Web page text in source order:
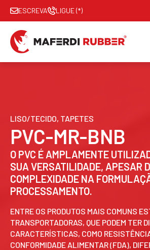
ESCREVA LIGUE (*)
LISO/TECIDO, TAPETES
PVC-MR-BNB
O PVC É AMPLAMENTE
SUA VERSATILIDADE, APESAR
COMPLEXIDADE NA
PROCESSAMENTO.
ENTRE OS PRODUTOS MAIS COMUNS
TRANSPORTADORAS, QUE PODEM TER
CARACTERÍSTICAS, COMO
CONFORMIDADE ALIMENTAR (FDA),